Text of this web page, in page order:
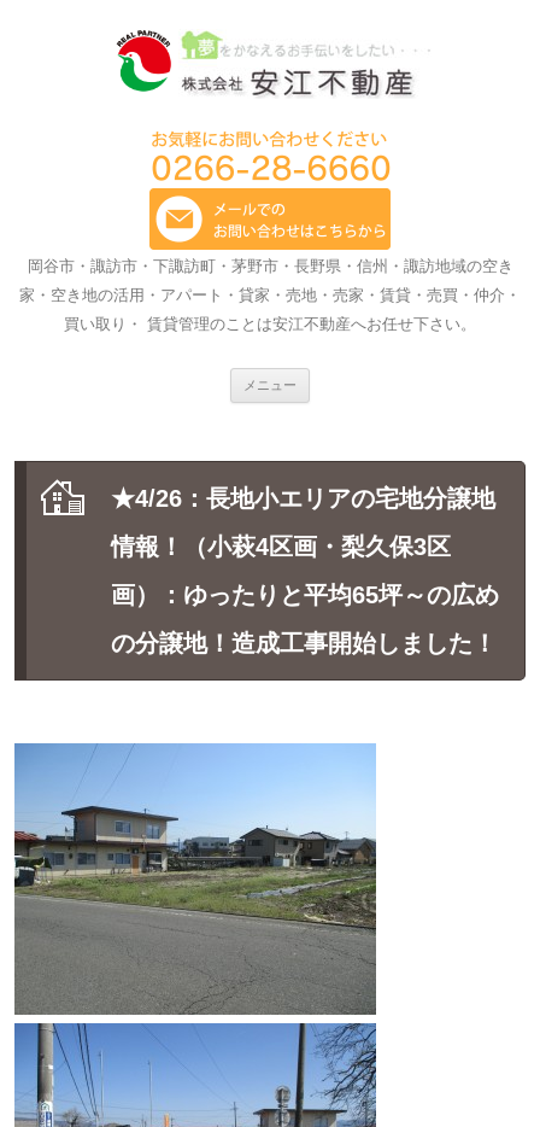
岡谷市・諏訪市・下諏訪町・茅野市・長野県・信州・諏訪地域の空き
家・空き地の活用・アパート・貸家・売地・売家・賃貸・売買・仲介・
買い取り・ 賃貸管理のことは安江不動産へお任せ下さい。
メニュー
へ
キ
ッ
★4/26：長地小エリアの宅地分譲地
情報！（小萩4区画・梨久保3区
画）：ゆったりと平均65坪～の広め
の分譲地！造成工事開始しました！